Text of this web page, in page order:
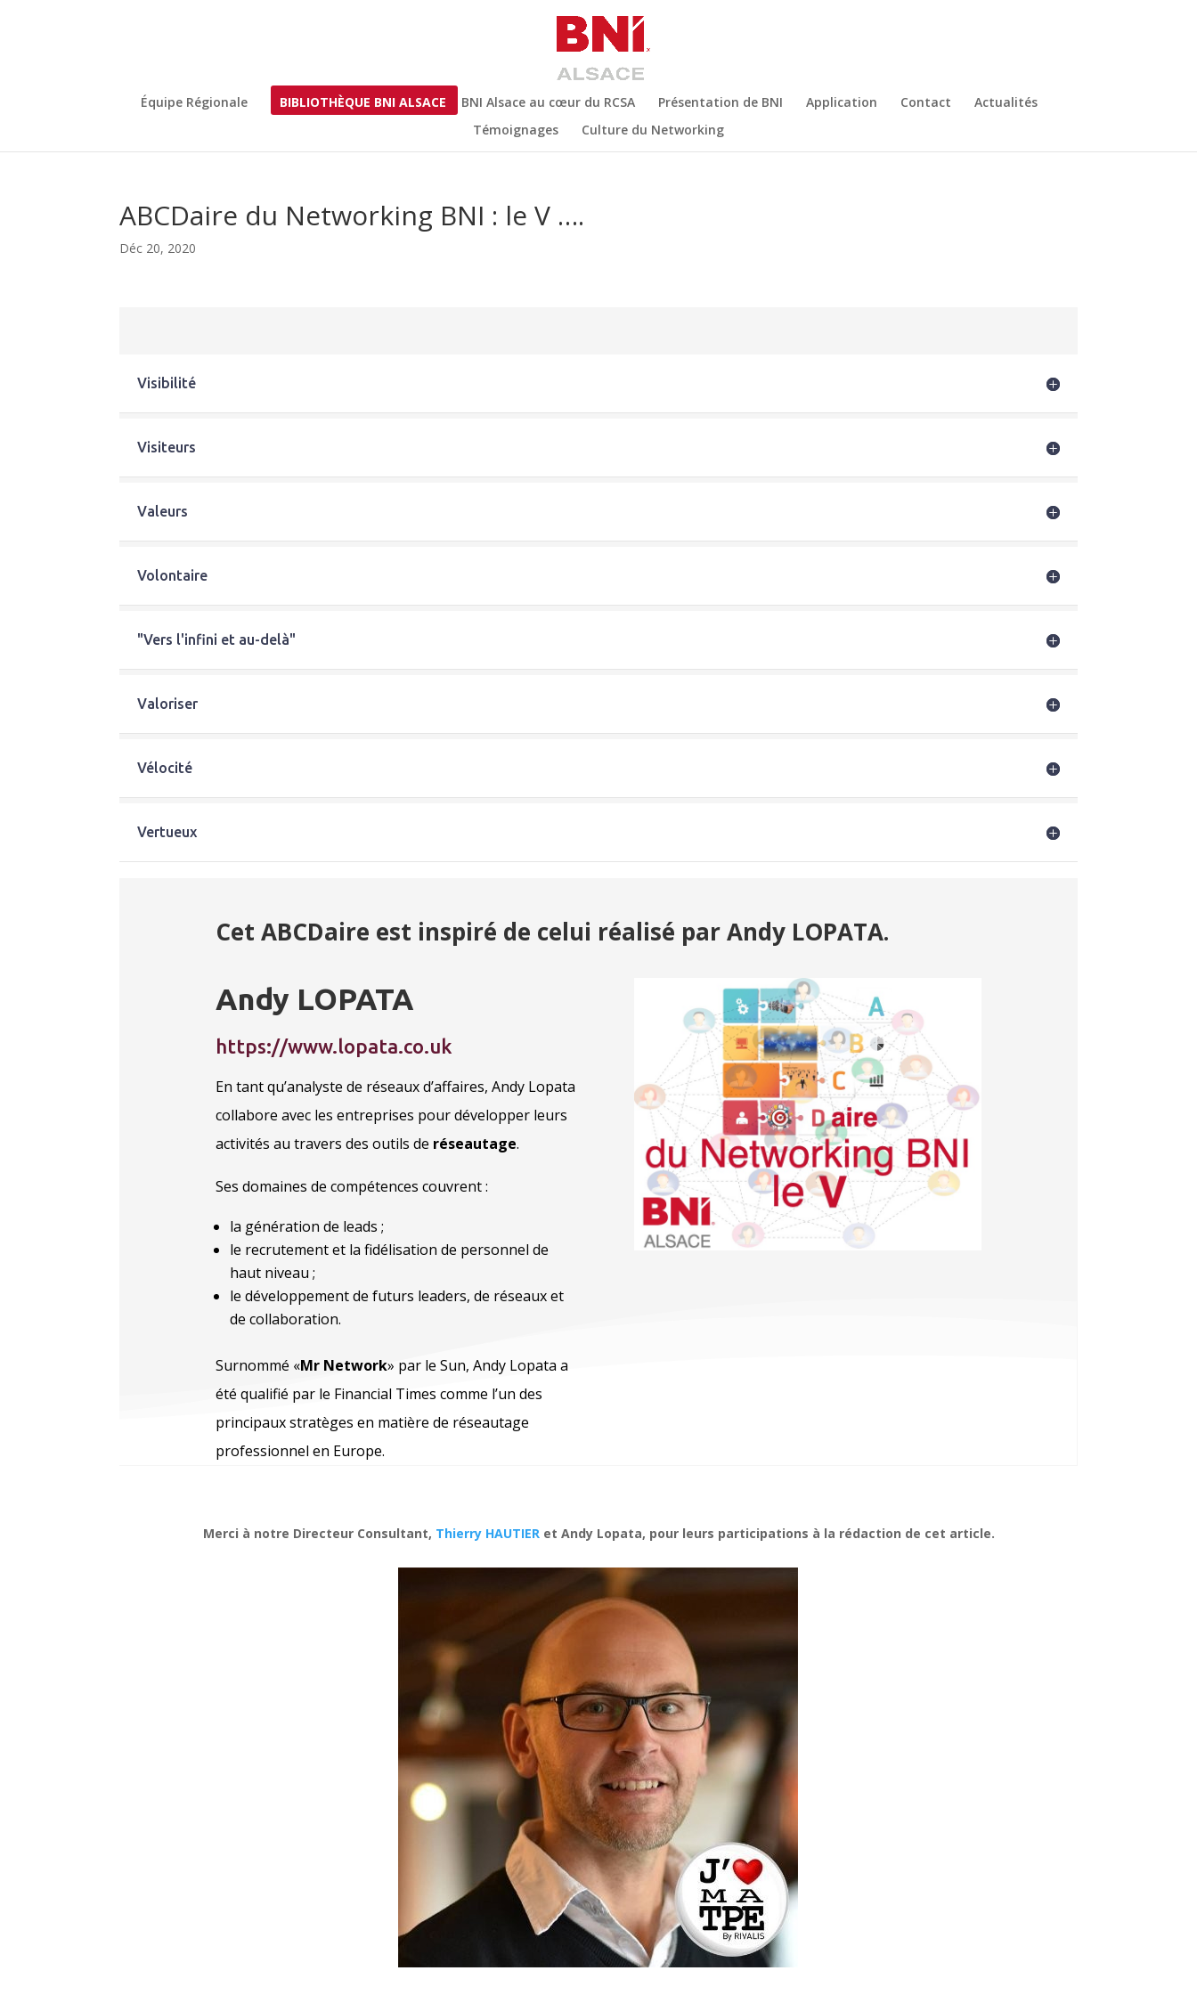
Équipe Régionale BIBLIOTHÈQUE BNI ALSACE BNI Alsace au cœur du RCSA Présentation de BNI Application Contact
Actualités
Témoignages
Culture du Networking
ABCDaire du Networking BNI : le V ….
Déc 20, 2020
Visibilité
Visiteurs
Valeurs
Volontaire
"Vers l'infini et au-delà"
Valoriser
Vélocité
Vertueux
Cet ABCDaire est inspiré de celui réalisé par Andy LOPATA.
Andy LOPATA
https://www.lopata.co.uk
En tant qu’analyste de réseaux d’affaires, Andy Lopata
collabore avec les entreprises pour développer leurs
activités au travers des outils de réseautage.
Ses domaines de compétences couvrent :
la génération de leads ;
le recrutement et la fidélisation de personnel de
haut niveau ;
le développement de futurs leaders, de réseaux et
de collaboration.
Surnommé «Mr Network» par le Sun, Andy Lopata a
été qualifié par le Financial Times comme l’un des
principaux stratèges en matière de réseautage
professionnel en Europe.
Merci à notre Directeur Consultant, Thierry HAUTIERet Andy Lopata, pour leurs participations à la rédaction de cet article.